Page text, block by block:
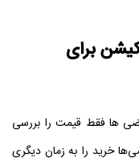
برای
ها فقط قیمت را بررسی
خرید را به زمان دیگری